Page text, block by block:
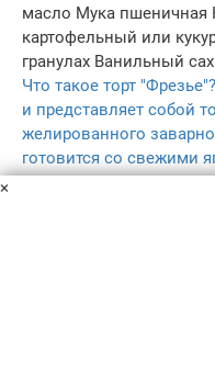
масло Мука пшеничная
картофельный или
гранулах Ванильный
Что такое торт
и представляет собой
желированного
готовится со свежими
9 ч.
×